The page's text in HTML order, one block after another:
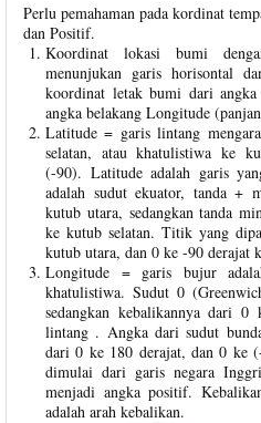
Perlu pemahaman pada kordinat
dan Positif.
Koordinat lokasi bumi
menunjukan garis horisontal
koordinat letak bumi dari
angka belakang Longitude
Latitude = garis lintang
selatan, atau khatulistiwa ke
(-90). Latitude adalah garis
adalah sudut ekuator, tanda +
kutub utara, sedangkan tanda
ke kutub selatan. Titik yang
kutub utara, dan 0 ke -90 derajat
Longitude = garis bujur
khatulistiwa. Sudut 0
sedangkan kebalikannya dari
lintang . Angka dari sudut
dari 0 ke 180 derajat, dan 0 ke
dimulai dari garis negara
menjadi angka positif.
adalah arah kebalikan.